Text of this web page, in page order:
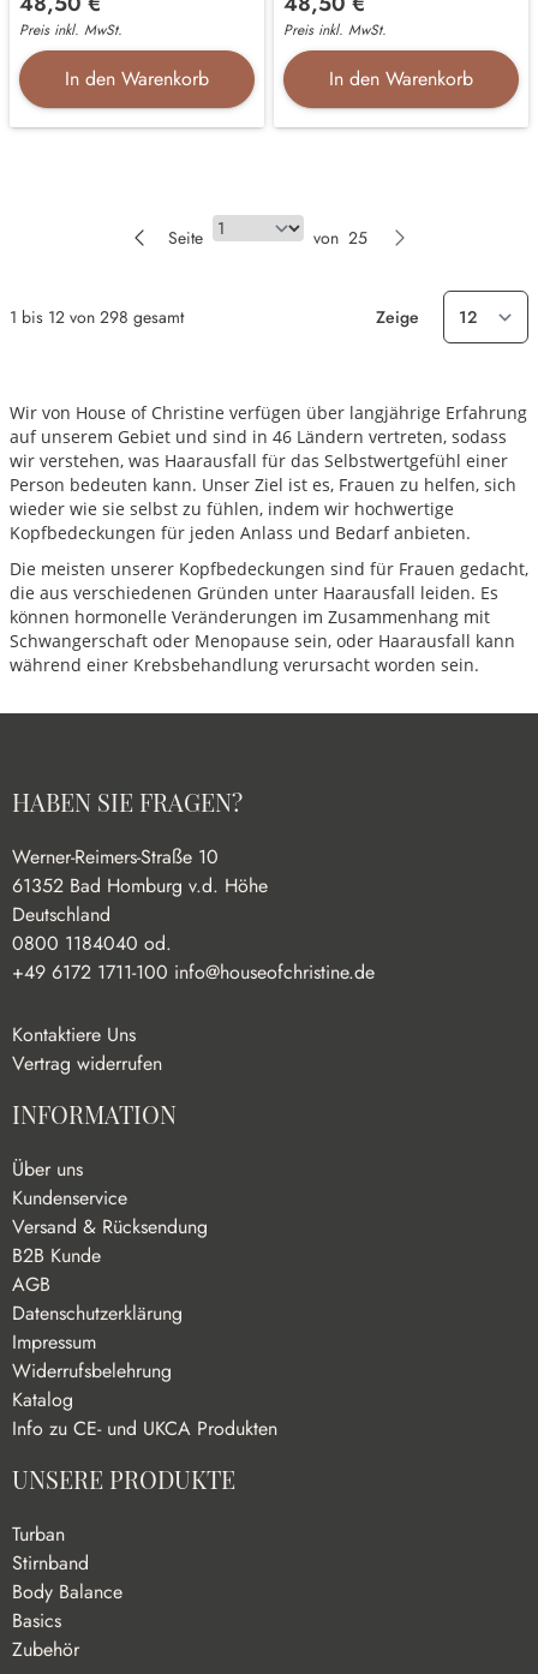
Preis inkl. MwSt.
In den Warenkorb
Preis inkl. MwSt.
In den Warenkorb
1 bis 12 von 298 gesamt
Seite von Seite
25
Zeige
Wir von House of Christine verfügen über langjährige Erfahrung
auf unserem Gebiet und sind in 46 Ländern vertreten, sodass
wir verstehen, was Haarausfall für das Selbstwertgefühl einer
Person bedeuten kann. Unser Ziel ist es, Frauen zu helfen, sich
wieder wie sie selbst zu fühlen, indem wir hochwertige
Kopfbedeckungen für jeden Anlass und Bedarf anbieten.
Die meisten unserer Kopfbedeckungen sind für Frauen gedacht,
die aus verschiedenen Gründen unter Haarausfall leiden. Es
können hormonelle Veränderungen im Zusammenhang mit
Schwangerschaft oder Menopause sein, oder Haarausfall kann
während einer Krebsbehandlung verursacht worden sein.
HABEN SIE FRAGEN?
Werner-Reimers-Straße 10
61352 Bad Homburg v.d. Höhe
Deutschland
0800 1184040 od.
+49 6172 1711-100 info@houseofchristine.de
Kontaktiere Uns
Vertrag widerrufen
INFORMATION
Über uns
Kundenservice
Versand & Rücksendung
B2B Kunde
AGB
Datenschutzerklärung
Impressum
Widerrufsbelehrung
Katalog
Info zu CE- und UKCA Produkten
UNSERE PRODUKTE
Turban
Stirnband
Body Balance
Basics
Zubehör